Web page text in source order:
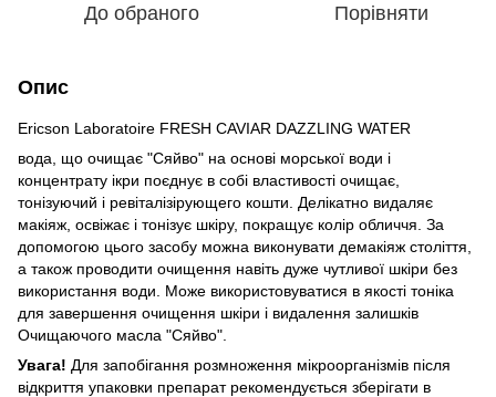
До обраного Порівняти
Опис
Ericson Laboratoire FRESH CAVIAR DAZZLING WATER
вода, що очищає "Сяйво" на основі морської води і
концентрату ікри поєднує в собі властивості очищає,
тонізуючий і ревіталізірующего кошти. Делікатно видаляє
макіяж, освіжає і тонізує шкіру, покращує колір обличчя. За
допомогою цього засобу можна виконувати демакіяж століття,
а також проводити очищення навіть дуже чутливої ​​шкіри без
використання води. Може використовуватися в якості тоніка
для завершення очищення шкіри і видалення залишків
Очищаючого масла "Сяйво".
Увага! Для запобігання розмноження мікроорганізмів після
відкриття упаковки препарат рекомендується зберігати в